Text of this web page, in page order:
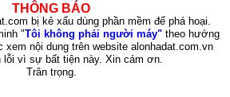
THÔNG BÁO
bị kẻ xấu dùng phần mềm để phá hoại.
"Tôi không phải người máy"theo hướng
nội dung trên website alonhadat.com.vn
lỗi vì sự bất tiện này. Xin cám ơn.
Trân trọng.